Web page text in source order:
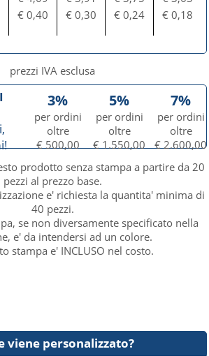
€ 0,40
€ 0,30
€ 0,24
€ 0,18
prezzi IVA esclusa
3%
per ordini
oltre
€ 500,00
5%
per ordini
oltre
€ 1.550,00
7%
per ordini
oltre
€ 2.600,00
prodotto senza stampa a partire da 20
pezzi al prezzo base.
e' richiesta la quantita' minima di
40 pezzi.
se non diversamente specificato nella
e' da intendersi ad un colore.
stampa e' INCLUSO nel costo.
viene personalizzato?